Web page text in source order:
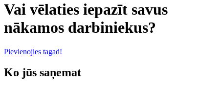
Vai vēlaties iepazīt savus
nākamos darbiniekus?
Pievienojies tagad!
Ko jūs saņemat